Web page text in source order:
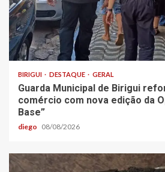
BIRIGUI DESTAQUE GERAL
Guarda Municipal de Birigui
comércio com nova edição da
Base”
diego 08/08/2026